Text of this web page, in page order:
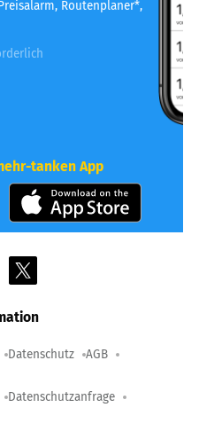
Routenplaner*,
tanken App
Datenschutz AGB
Datenschutzanfrage